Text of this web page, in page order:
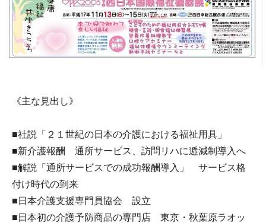
《主な見出し》
■社説「２１世紀の日本の介護における福祉用具」
■新介護報酬 通所サービス、訪問リハに逓減制導入へ
■解説「通所サービスでの成功報酬導入」 サービス格
付け時代の到来
■日本介護支援専門員協会 設立
■日本初の介護予防商品の専門店 東京・秋葉原ラオッ